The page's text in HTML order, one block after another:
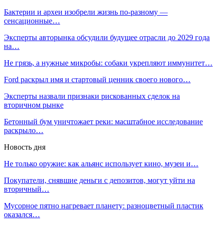
Бактерии и археи изобрели жизнь по-разному —
сенсационные…
Эксперты авторынка обсудили будущее отрасли до 2029 года
на…
Не грязь, а нужные микробы: собаки укрепляют иммунитет…
Ford раскрыл имя и стартовый ценник своего нового…
Эксперты назвали признаки рискованных сделок на
вторичном рынке
Бетонный бум уничтожает реки: масштабное исследование
раскрыло…
Новость дня
Не только оружие: как альянс использует кино, музеи и…
Покупатели, снявшие деньги с депозитов, могут уйти на
вторичный…
Мусорное пятно нагревает планету: разноцветный пластик
оказался…